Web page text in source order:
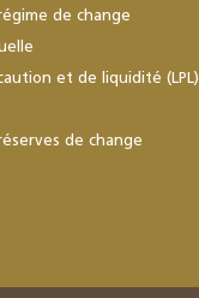
de change
et de liquidité (LPL)
de change